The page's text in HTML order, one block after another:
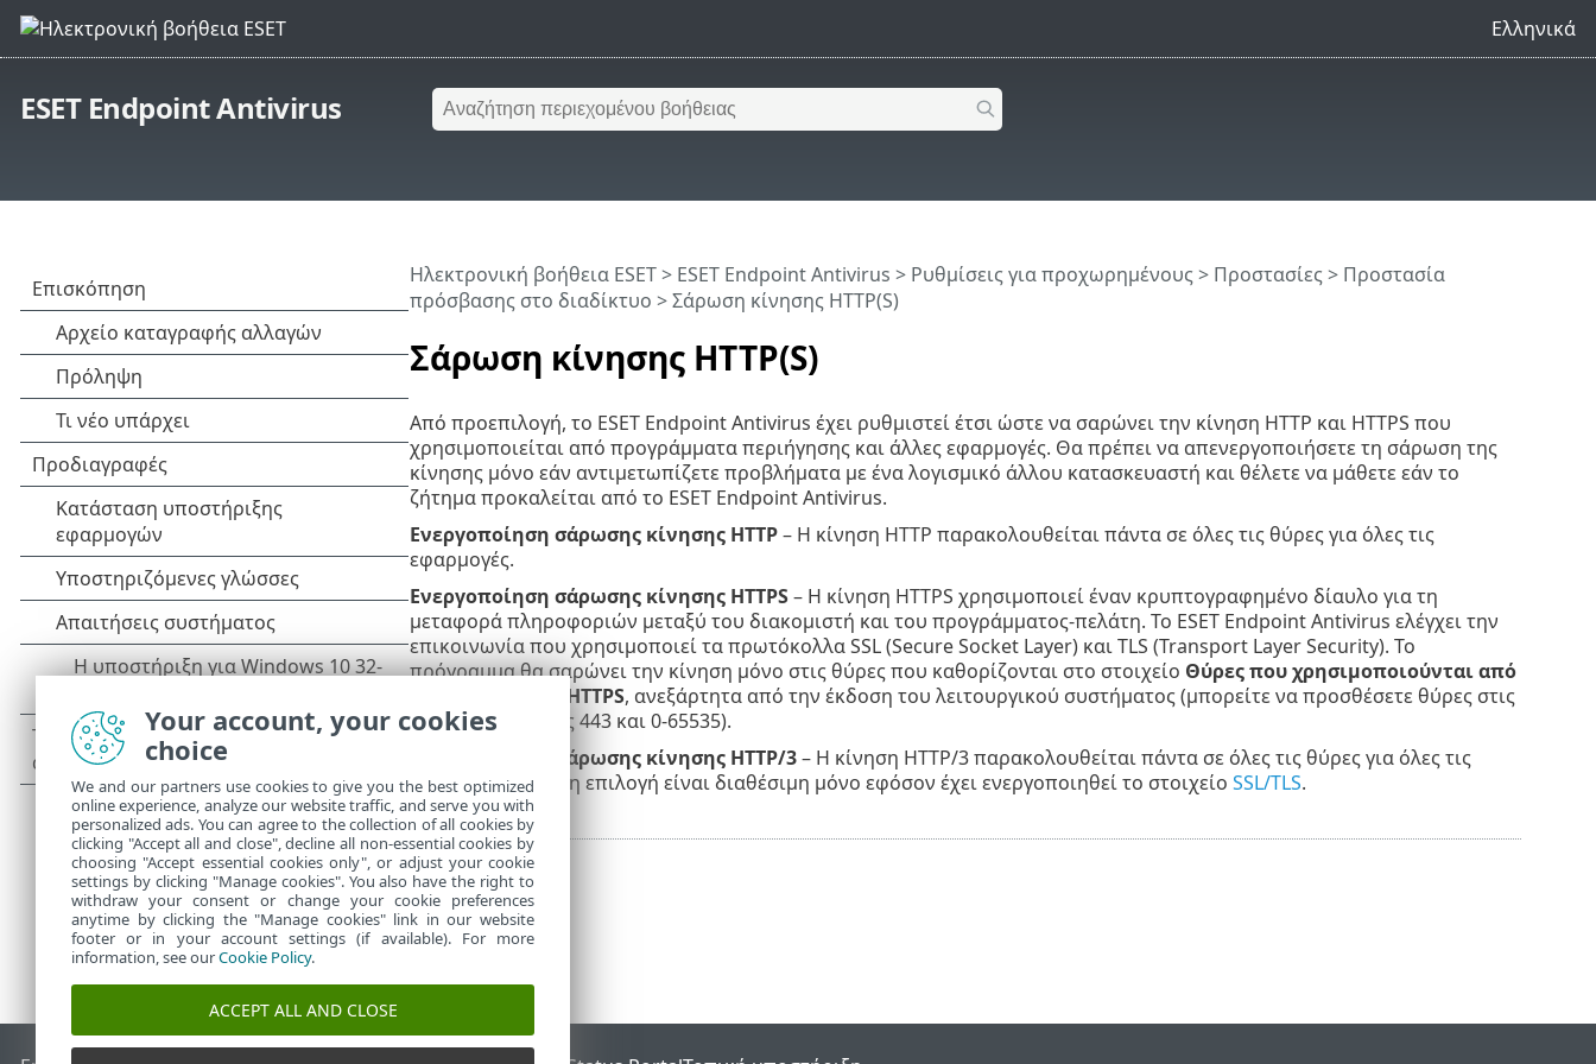
Ελληνικά
ESET Endpoint Antivirus
Σάρωση κίνησης HTTP(S)
Ηλεκτρονική βοήθεια ESET> ESET Endpoint Antivirus > Ρυθμίσεις για προχωρημένους> Προστασίες> Προστασία
πρόσβασης στο διαδίκτυο > Σάρωση κίνησης HTTP(S)
Από προεπιλογή, το ESET Endpoint Antivirus έχει ρυθμιστεί έτσι ώστε να σαρώνει την κίνηση HTTP και HTTPS που
χρησιμοποιείται από προγράμματα περιήγησης και άλλες εφαρμογές. Θα πρέπει να απενεργοποιήσετε τη σάρωση της
κίνησης μόνο εάν αντιμετωπίζετε προβλήματα με ένα λογισμικό άλλου κατασκευαστή και θέλετε να μάθετε εάν το
ζήτημα προκαλείται από το ESET Endpoint Antivirus.
Ενεργοποίηση σάρωσης κίνησης HTTP– Η κίνηση HTTP παρακολουθείται πάντα σε όλες τις θύρες για όλες τις
εφαρμογές.
Ενεργοποίηση σάρωσης κίνησης HTTPS– Η κίνηση HTTPS χρησιμοποιεί έναν κρυπτογραφημένο δίαυλο για τη
μεταφορά πληροφοριών μεταξύ του διακομιστή και του προγράμματος-πελάτη. Το ESET Endpoint Antivirus ελέγχει την
επικοινωνία που χρησιμοποιεί τα πρωτόκολλα SSL (Secure Socket Layer) και TLS (Transport Layer Security). Το
πρόγραμμα θα σαρώνει την κίνηση μόνο στις θύρες που καθορίζονται στο στοιχείο Θύρες που χρησιμοποιούνται από
το πρωτόκολλο HTTPS, ανεξάρτητα από την έκδοση του λειτουργικού συστήματος (μπορείτε να προσθέσετε θύρες στις
προκαθορισμένες 443 και 0-65535).
Ενεργοποίηση σάρωσης κίνησης HTTP/3– Η κίνηση HTTP/3 παρακολουθείται πάντα σε όλες τις θύρες για όλες τις
εφαρμογές. Αυτή η επιλογή είναι διαθέσιμη μόνο εφόσον έχει ενεργοποιηθεί το στοιχείο SSL/TLS.
Your account, your cookies
choice
We and our partners use cookies to give you the best optimized
online experience, analyze our website traffic, and serve you with
personalized ads. You can agree to the collection of all cookies by
clicking "Accept all and close", decline all non-essential cookies by
choosing "Accept essential cookies only", or adjust your cookie
settings by clicking "Manage cookies". You also have the right to
withdraw your consent or change your cookie preferences
anytime by clicking the "Manage cookies" link in our website
footer or in your account settings (if available). For more
information, see ourCookie Policy.
ACCEPT ALL AND CLOSE